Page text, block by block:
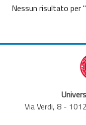
Nessun risultato per
Via Verdi, 8 -